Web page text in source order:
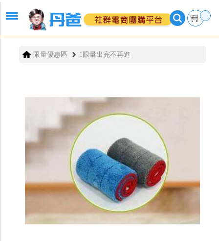
限量優惠區 1限量出完不再進